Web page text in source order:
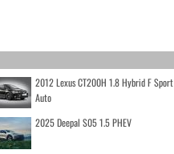
2012 Lexus CT200H 1.8 Hybrid F Sport
Auto
2025 Deepal S05 1.5 PHEV